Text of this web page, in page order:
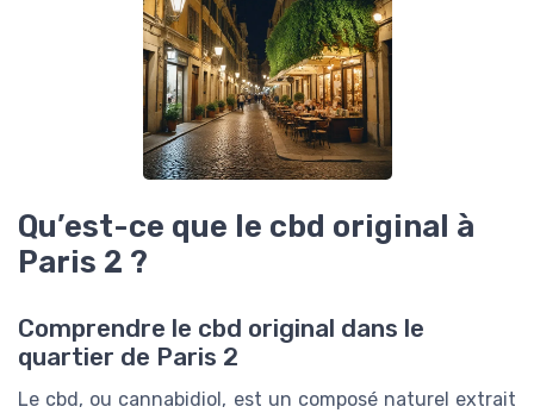
Qu’est-ce que le cbd original à
Paris 2 ?
Comprendre le cbd original dans le
quartier de Paris 2
Le cbd, ou cannabidiol, est un composé naturel extrait